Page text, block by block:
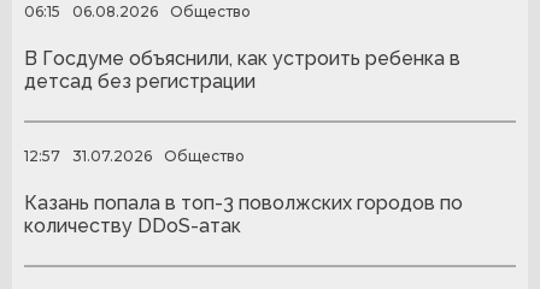
06:15 06.08.2026 Общество
В Госдуме объяснили, как устроить ребенка в
детсад без регистрации
12:57 31.07.2026 Общество
Казань попала в топ-3 поволжских городов по
количеству DDoS-атак